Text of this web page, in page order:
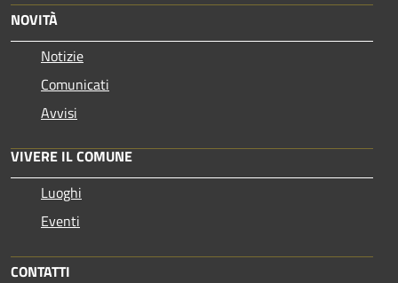
NOVITÀ
Notizie
Comunicati
Avvisi
VIVERE IL COMUNE
Luoghi
Eventi
CONTATTI